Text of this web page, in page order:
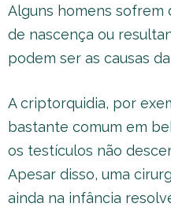
Alguns homens sofrem
de nascença ou
podem ser as causas
A criptorquidia, por
bastante comum em
os testículos não
Apesar disso, uma
ainda na infância